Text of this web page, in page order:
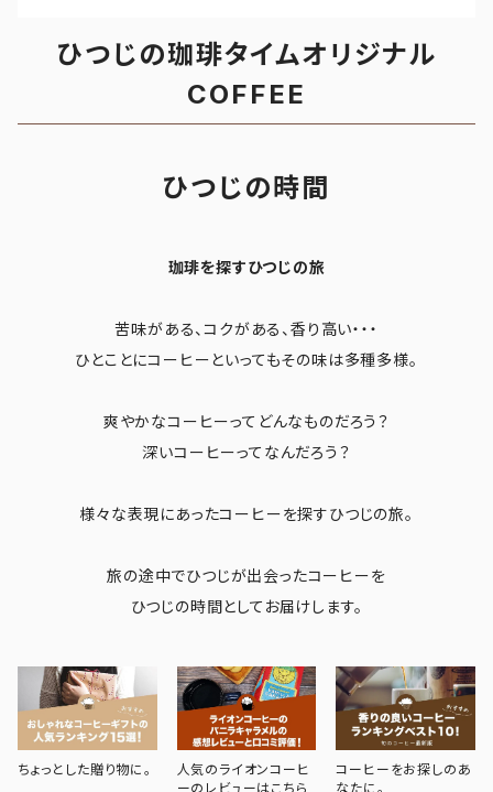
ひつじの珈琲タイムオリジナル
COFFEE
ひつじの時間
珈琲を探すひつじの旅
苦味がある、コクがある、香り高い・・・
ひとことにコーヒーといってもその味は多種多様。
爽やかなコーヒーってどんなものだろう？
深いコーヒーってなんだろう？
様々な表現にあったコーヒーを探すひつじの旅。
旅の途中でひつじが出会ったコーヒーを
ひつじの時間としてお届けします。
ちょっとした贈り物に。
人気のライオンコーヒ
ーのレビューはこちら
コーヒーをお探しのあ
なたに。